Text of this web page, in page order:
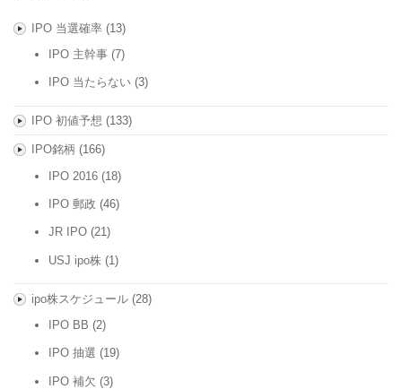
IPO 当選確率(13)
IPO 主幹事 (7)
IPO 当たらない (3)
IPO 初値予想 (133)
IPO銘柄 (166)
IPO 2016 (18)
IPO 郵政 (46)
JR IPO (21)
USJ ipo株 (1)
ipo株スケジュール(28)
IPO BB (2)
IPO 抽選 (19)
IPO 補欠 (3)